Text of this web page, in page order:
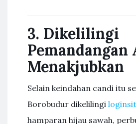
3. Dikelilingi
Pemandangan
Menakjubkan
Selain keindahan candi itu
Borobudur dikelilingi
hamparan hijau sawah,